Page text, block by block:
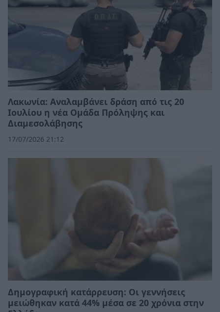
Λακωνία: Αναλαμβάνει δράση από τις 20
Ιουλίου η νέα Ομάδα Πρόληψης και
Διαμεσολάβησης
17/07/2026 21:12
Δημογραφική κατάρρευση: Οι γεννήσεις
μειώθηκαν κατά 44% μέσα σε 20 χρόνια στην